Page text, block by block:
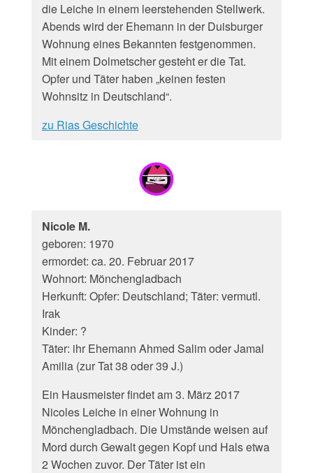
die Leiche in einem leerstehenden Stellwerk.
Abends wird der Ehemann in der Duisburger
Wohnung eines Bekannten festgenommen.
Mit einem Dolmetscher gesteht er die Tat.
Opfer und Täter haben „keinen festen
Wohnsitz in Deutschland“.
zu Rias Geschichte
Nicole M.
geboren: 1970
ermordet: ca. 20. Februar 2017
Wohnort: Mönchengladbach
Herkunft: Opfer: Deutschland; Täter: vermutl.
Irak
Kinder: ?
Täter: ihr Ehemann Ahmed Salim oder Jamal
Amilia (zur Tat 38 oder 39 J.)
Ein Hausmeister findet am 3. März 2017
Nicoles Leiche in einer Wohnung in
Mönchengladbach. Die Umstände weisen auf
Mord durch Gewalt gegen Kopf und Hals etwa
2 Wochen zuvor. Der Täter ist ein